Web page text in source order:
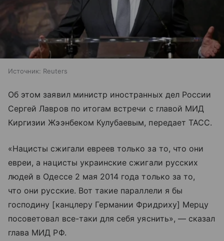
Источник: Reuters
Об этом заявил министр иностранных дел России
Сергей Лавров по итогам встречи с главой МИД
Киргизии Жээнбеком Кулубаевым, передает ТАСС.
«Нацисты сжигали евреев только за то, что они
евреи, а нацисты украинские сжигали русских
людей в Одессе 2 мая 2014 года только за то,
что они русские. Вот такие параллели я бы
господину [канцлеру Германии Фридриху] Мерцу
посоветовал все-таки для себя уяснить», — сказал
глава МИД РФ.